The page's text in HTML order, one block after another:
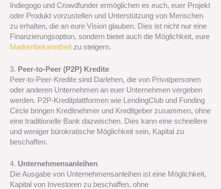
Indiegogo und Crowdfunder ermöglichen es euch, euer Projekt
oder Produkt vorzustellen und Unterstützung von Menschen
zu erhalten, die an eure Vision glauben. Dies ist nicht nur eine
Finanzierungsoption, sondern bietet auch die Möglichkeit, eure
Markenbekanntheit zu steigern.
3. Peer-to-Peer (P2P) Kredite
Peer-to-Peer-Kredite sind Darlehen, die von Privatpersonen
oder anderen Unternehmen an euer Unternehmen vergeben
werden. P2P-Kreditplattformen wie LendingClub und Funding
Circle bringen Kreditnehmer und Kreditgeber zusammen, ohne
eine traditionelle Bank dazwischen. Dies kann eine schnellere
und weniger bürokratische Möglichkeit sein, Kapital zu
beschaffen.
4. Unternehmensanleihen
Die Ausgabe von Unternehmensanleihen ist eine Möglichkeit,
Kapital von Investoren zu beschaffen, ohne